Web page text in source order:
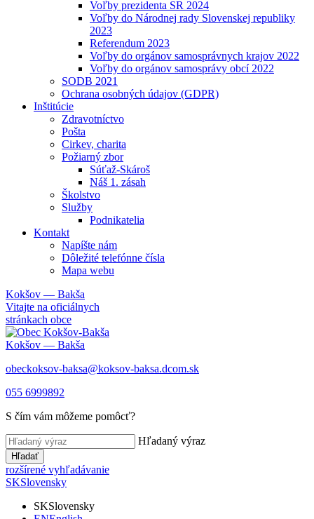
Voľby prezidenta SR 2024
Voľby do Národnej rady Slovenskej republiky
2023
Referendum 2023
Voľby do orgánov samosprávnych krajov 2022
Voľby do orgánov samosprávy obcí 2022
SODB 2021
Ochrana osobných údajov (GDPR)
Inštitúcie
Zdravotníctvo
Pošta
Cirkev, charita
Požiarný zbor
Súťaž-Skároš
Náš 1. zásah
Školstvo
Služby
Podnikatelia
Kontakt
Napíšte nám
Dôležité telefónne čísla
Mapa webu
Kokšov — Bakša
Vitajte na oficiálnych
stránkach obce
Kokšov — Bakša
obeckoksov-baksa@koksov-baksa.dcom.sk
055 6999892
S čím vám môžeme pomôcť?
Hľadaný výraz
Hľadať
rozšírené vyhľadávanie
SKSlovensky
SKSlovensky